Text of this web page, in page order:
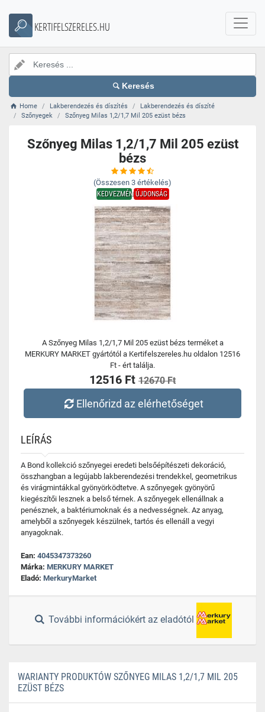
KERTIFELSZERELES.HU
Keresés
Home Lakberendezés és díszítés
Lakberendezés és díszíté
Szőnyegek
Szőnyeg Milas 1,2/1,7 Mil 205 ezüst bézs
Szőnyeg Milas 1,2/1,7 Mil 205 ezüst
bézs
(Összesen 3 értékelés)
KEDVEZMÉNYÚJDONSÁG
A Szőnyeg Milas 1,2/1,7 Mil 205 ezüst bézs terméket a
MERKURY MARKET gyártótól a Kertifelszereles.hu oldalon 12516
Ft - ért találja.
12516 Ft 12670 Ft
Ellenőrizd az elérhetőséget
LEÍRÁS
A Bond kollekció szőnyegei eredeti belsőépítészeti dekoráció,
összhangban a legújabb lakberendezési trendekkel, geometrikus
és virágmintákkal gyönyörködtetve. A szőnyegek gyönyörű
kiegészítői lesznek a belső térnek. A szőnyegek ellenállnak a
penésznek, a baktériumoknak és a nedvességnek. Az anyag,
amelyből a szőnyegek készülnek, tartós és ellenáll a vegyi
anyagoknak.
Ean: 4045347373260
Márka: MERKURY MARKET
Eladó: MerkuryMarket
További információkért az eladótól
WARIANTY PRODUKTÓW SZŐNYEG MILAS 1,2/1,7 MIL 205
EZÜST BÉZS